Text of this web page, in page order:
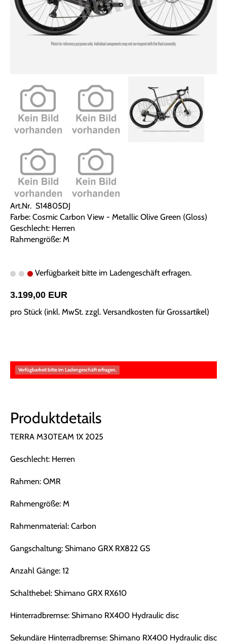
Art.Nr. S14805DJ
Farbe: Cosmic Carbon View - Metallic Olive Green (Gloss)
Geschlecht: Herren
Rahmengröße: M
Verfügbarkeit bitte im Ladengeschäft erfragen.
3.199,00 EUR
pro Stück (inkl. MwSt. zzgl. Versandkosten für Grossartikel)
Verfügbarkeit bitte im Ladengeschäft erfragen.
Produktdetails
TERRA M30TEAM 1X 2025
Geschlecht: Herren
Rahmen: OMR
Rahmengröße: M
Rahmenmaterial: Carbon
Gangschaltung: Shimano GRX RX822 GS
Anzahl Gänge: 12
Schalthebel: Shimano GRX RX610
Hinterradbremse: Shimano RX400 Hydraulic disc
Sekundäre Hinterradbremse: Shimano RX400 Hydraulic disc